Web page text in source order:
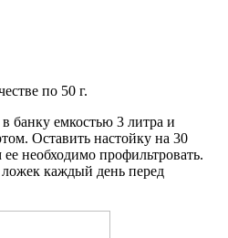
по 50 г.
банку емкостью 3 литра и
Оставить настойку на 30
необходимо профильтровать.
каждый день перед